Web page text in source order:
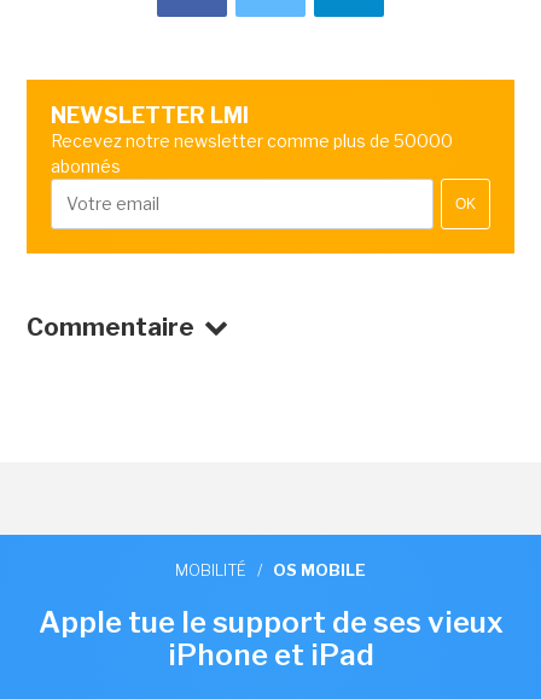
NEWSLETTER LMI
Recevez notre newsletter comme plus de 50000
abonnés
OK
Commentaire
MOBILITÉ / OS MOBILE
Apple tue le support de ses vieux
iPhone et iPad